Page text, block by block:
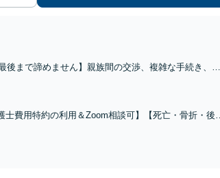
最後まで諦めません】親族間の交渉、複雑な手続き、全
【JR千葉駅近く】駐車場あり
士費用特約の利用＆Zoom相談可】【死亡・骨折・後遺